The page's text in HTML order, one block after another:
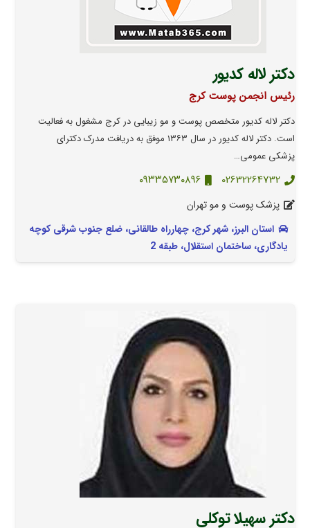
دکتر لاله کدیور
رئیس انجمن پوست کرج
دکتر لاله کدیور متخصص پوست و مو زیبایی در کرج مشغول به فعالیت
است. دکتر لاله کدیور در سال ۱۳۶۳ موفق به دریافت مدرک دکترای
پزشکی عمومی…
02632264732 ۰۹۳۳۵۷۳۰۸۹۶
پزشک پوست و مو تهران
استان البرز، شهر کرج، چهارراه طالقانی، ضلع جنوب شرقی کوچه
یادگاری، ساختمان استقلال، طبقه 2
دکتر سهیلا توکلی